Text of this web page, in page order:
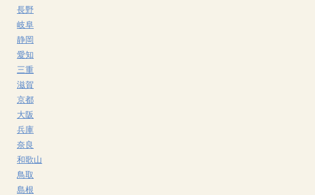
長野
岐阜
静岡
愛知
三重
滋賀
京都
大阪
兵庫
奈良
和歌山
鳥取
島根